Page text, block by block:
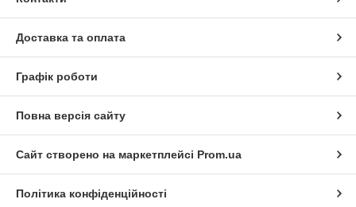
Доставка та оплата
Графік роботи
Повна версія сайту
Сайт створено на маркетплейсі Prom.ua
Політика конфіденційності